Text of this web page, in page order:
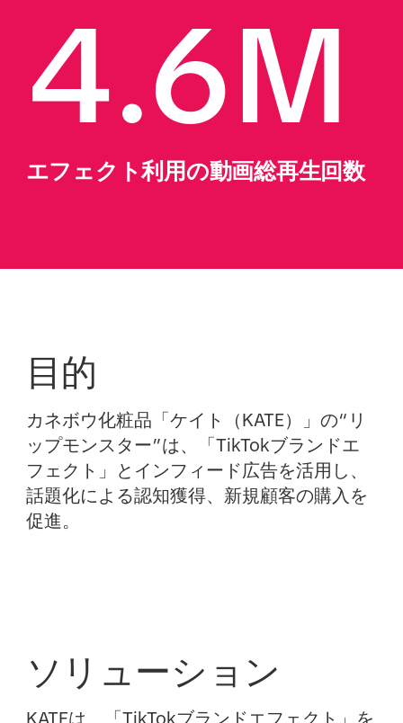
4.6M
エフェクト利用の動画総再生回数
目的
カネボウ化粧品「ケイト（KATE）」の“リ
ップモンスター”は、「TikTokブランドエ
フェクト」とインフィード広告を活用し、
話題化による認知獲得、新規顧客の購入を
促進。
ソリューション
KATEは、「TikTokブランドエフェクト」を